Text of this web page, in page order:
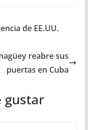
de EE.UU.
reabre sus
puertas en Cuba
gustar